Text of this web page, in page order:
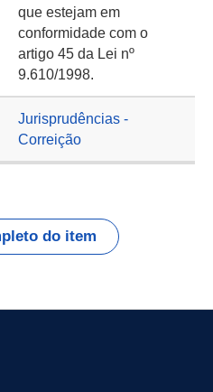
que estejam em
conformidade com o
artigo 45 da Lei nº
9.610/1998.
Jurisprudências -
Correição
do item